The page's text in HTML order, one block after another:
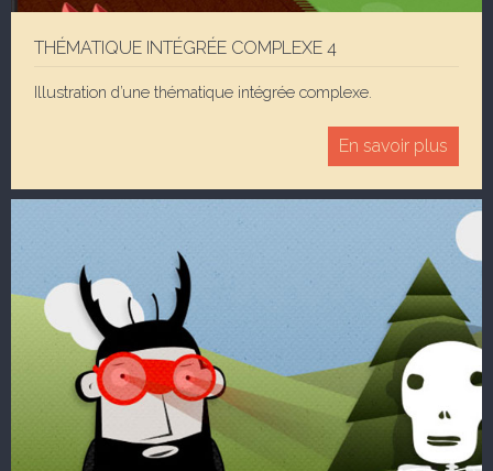
THÉMATIQUE INTÉGRÉE COMPLEXE 4
Illustration d’une thématique intégrée complexe.
En savoir plus